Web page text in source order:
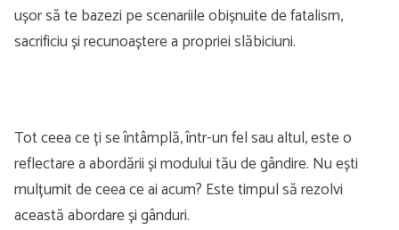
ușor să te bazezi pe scenariile obișnuite de fatalism,
sacrificiu și recunoaștere a propriei slăbiciuni.
Tot ceea ce ți se întâmplă, într-un fel sau altul, este o
reflectare a abordării și modului tău de gândire. Nu ești
mulțumit de ceea ce ai acum? Este timpul să rezolvi
această abordare și gânduri.